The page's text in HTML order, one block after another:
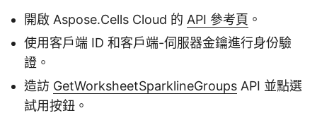
開啟 Aspose.Cells Cloud 的 API 參考頁 。
使用客戶端 ID 和客戶端-伺服器金鑰進行身份驗
證。
造訪 GetWorksheetSparklineGroups API 並點選
試用按鈕。